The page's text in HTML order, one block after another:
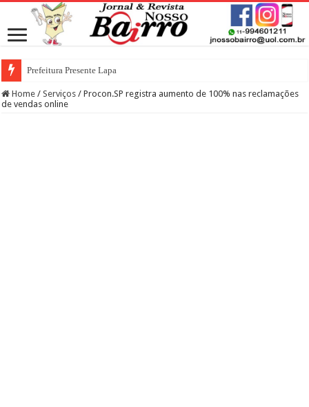
Prefeitura Presente Lapa
Home / Serviços / Procon.SP registra aumento de 100% nas reclamações
de vendas online